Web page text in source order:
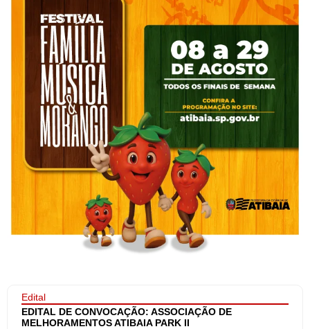
Edital
EDITAL DE CONVOCAÇÃO: ASSOCIAÇÃO DE
MELHORAMENTOS ATIBAIA PARK II